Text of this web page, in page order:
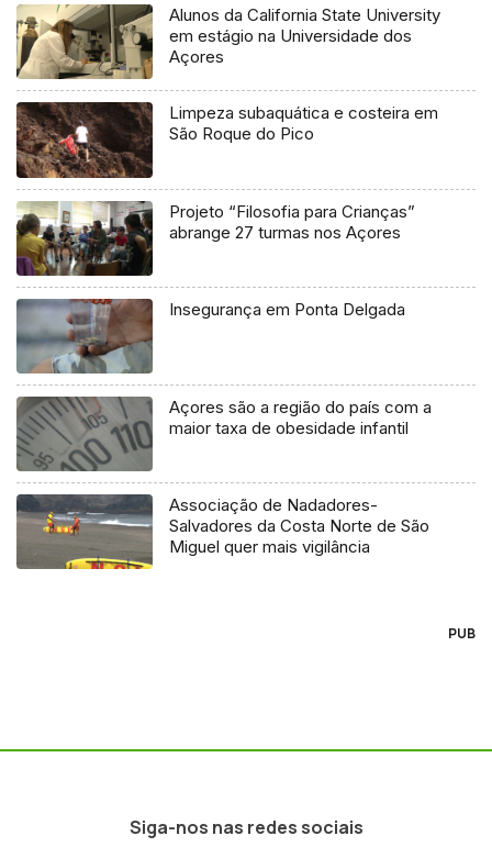
Alunos da California State University
em estágio na Universidade dos
Açores
Limpeza subaquática e costeira em
São Roque do Pico
Projeto “Filosofia para Crianças”
abrange 27 turmas nos Açores
Insegurança em Ponta Delgada
Açores são a região do país com a
maior taxa de obesidade infantil
Associação de Nadadores-
Salvadores da Costa Norte de São
Miguel quer mais vigilância
PUB
Siga-nos nas redes sociais